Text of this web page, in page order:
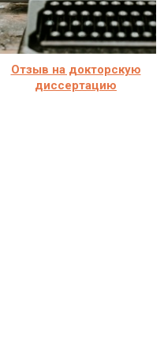
Отзыв на докторскую
диссертацию